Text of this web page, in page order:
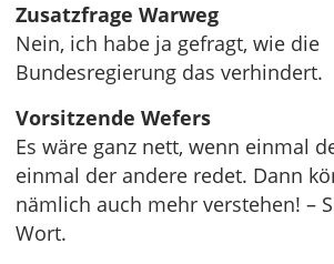
Zusatzfrage Warweg
Nein, ich habe ja gefragt, wie die
Bundesregierung das verhindert.
Vorsitzende Wefers
Es wäre ganz nett, wenn einmal
einmal der andere redet. Dann
nämlich auch mehr verstehen! –
Wort.